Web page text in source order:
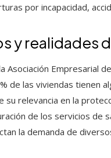
por incapacidad,
y realidades
Asociación Empresarial
de las viviendas tienen
su relevancia en la
de los servicios de
la demanda de